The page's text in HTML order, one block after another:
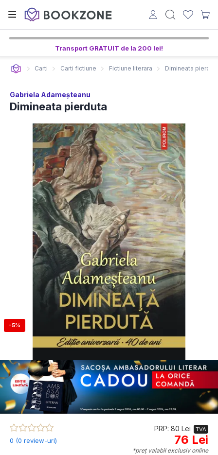
Transport GRATUIT de la 200 lei!
Carti Carti fictiune Fictiune literara Dimineata
Gabriela Adameșteanu
Dimineata pierduta
-5%
0 (0 review-uri)
PRP: 80 Lei TVA
76 Lei
*preț valabil exclusiv online